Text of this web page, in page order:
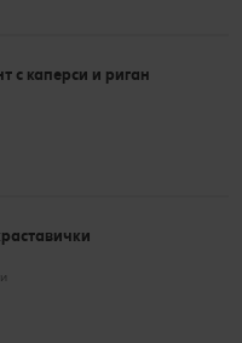
с каперси и риган